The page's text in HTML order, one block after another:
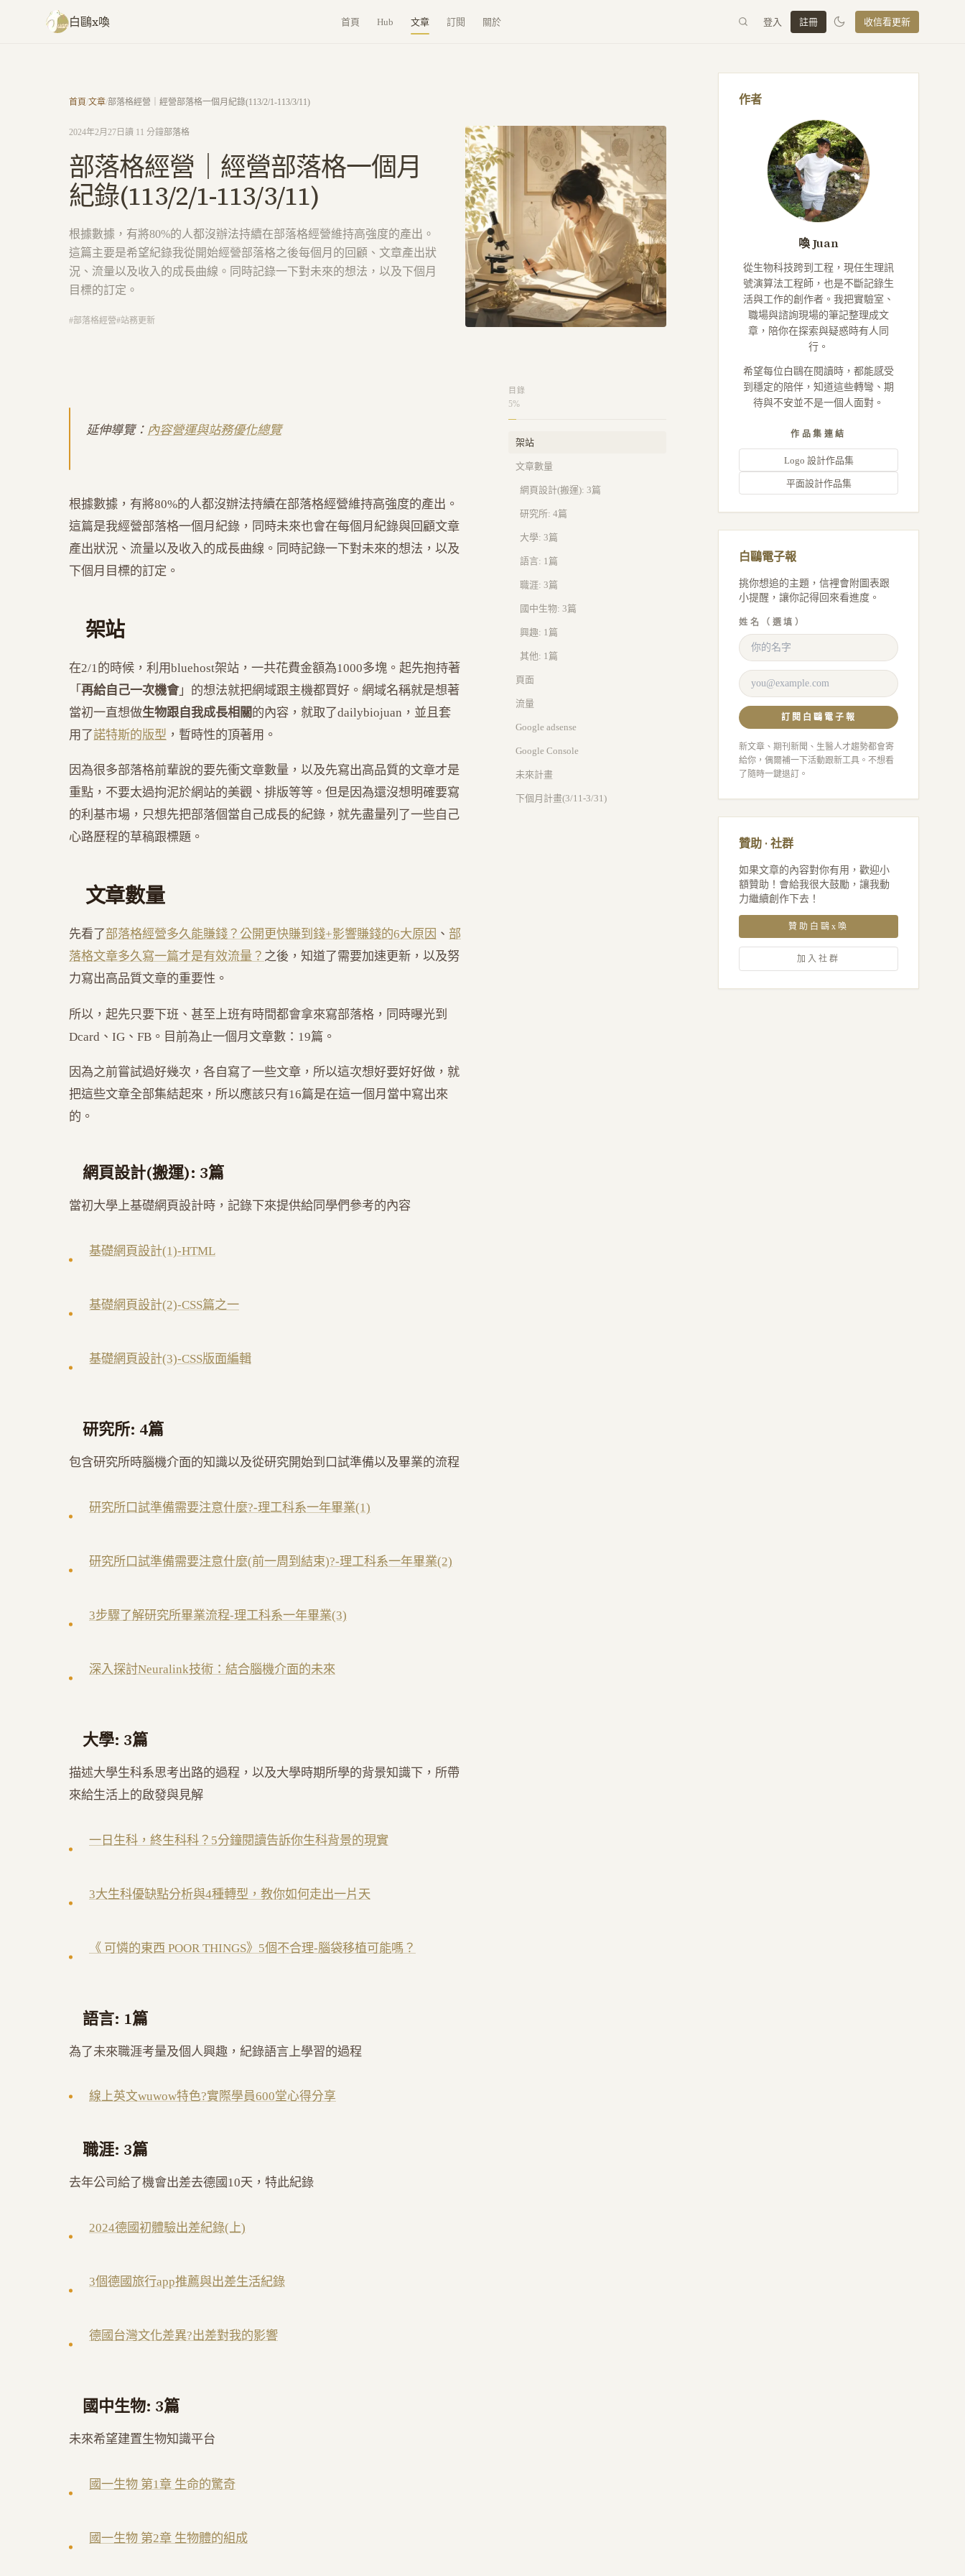
跳至主要內容
白鷗x喚 首頁 Hub 文章 訂閱 關於 登入 註冊 收信看更新
首頁/文章/部落格經營｜經營部落格一個月紀錄(113/2/1-113/3/11)
2024年2月27日 讀 11 分鐘部落格
部落格經營｜經營部落格一個月
紀錄(113/2/1-113/3/11)
根據數據，有將80%的人都沒辦法持續在部落格經營維持高強度的產出。
這篇主要是希望紀錄我從開始經營部落格之後每個月的回顧、文章產出狀
況、流量以及收入的成長曲線。同時記錄一下對未來的想法，以及下個月
目標的訂定。
#部落格經營#站務更新
延伸導覽： 內容營運與站務優化總覽
根據數據，有將80%的人都沒辦法持續在部落格經營維持高強度的產出。
這篇是我經營部落格一個月紀錄，同時未來也會在每個月紀錄與回顧文章
產出狀況、流量以及收入的成長曲線。同時記錄一下對未來的想法，以及
下個月目標的訂定。
架站
在2/1的時候，利用bluehost架站，一共花費金額為1000多塊。起先抱持著
「 再給自己一次機會」的想法就把網域跟主機都買好。網域名稱就是想著
當初一直想做生物跟自我成長相關的內容，就取了dailybiojuan，並且套
用了諾特斯的版型 ，暫時性的頂著用。
因為很多部落格前輩說的要先衝文章數量，以及先寫出高品質的文章才是
重點，不要太過拘泥於網站的美觀、排版等等。但是因為還沒想明確要寫
的利基市場，只想先把部落個當自己成長的紀錄，就先盡量列了一些自己
心路歷程的草稿跟標題。
文章數量
先看了 部落格經營多久能賺錢？公開更快賺到錢+影響賺錢的6大原因 、 部
落格文章多久寫一篇才是有效流量？ 之後，知道了需要加速更新，以及努
力寫出高品質文章的重要性。
所以，起先只要下班、甚至上班有時間都會拿來寫部落格，同時曝光到
Dcard、IG、FB。目前為止一個月文章數：19篇。
因為之前嘗試過好幾次，各自寫了一些文章，所以這次想好要好好做，就
把這些文章全部集結起來，所以應該只有16篇是在這一個月當中寫出來
的。
網頁設計(搬運): 3篇
當初大學上基礎網頁設計時，記錄下來提供給同學們參考的內容
基礎網頁設計(1)-HTML
基礎網頁設計(2)-CSS篇之一
基礎網頁設計(3)-CSS版面編輯
研究所: 4篇
包含研究所時腦機介面的知識以及從研究開始到口試準備以及畢業的流程
研究所口試準備需要注意什麼?-理工科系一年畢業(1)
研究所口試準備需要注意什麼(前一周到結束)?-理工科系一年畢業(2)
3步驟了解研究所畢業流程-理工科系一年畢業(3)
深入探討Neuralink技術：結合腦機介面的未來
大學: 3篇
描述大學生科系思考出路的過程，以及大學時期所學的背景知識下，所帶
來給生活上的啟發與見解
一日生科，終生科科？5分鐘閱讀告訴你生科背景的現實
3大生科優缺點分析與4種轉型，教你如何走出一片天
《 可憐的東西 POOR THINGS》5個不合理-腦袋移植可能嗎？
語言: 1篇
為了未來職涯考量及個人興趣，紀錄語言上學習的過程
線上英文wuwow特色?實際學員600堂心得分享
職涯: 3篇
去年公司給了機會出差去德國10天，特此紀錄
2024德國初體驗出差紀錄(上)
3個德國旅行app推薦與出差生活紀錄
德國台灣文化差異?出差對我的影響
國中生物: 3篇
未來希望建置生物知識平台
國一生物 第1章 生命的驚奇
國一生物 第2章 生物體的組成
目錄
5%
架站
文章數量
網頁設計(搬運): 3篇
研究所: 4篇
大學: 3篇
語言: 1篇
職涯: 3篇
國中生物: 3篇
興趣: 1篇
其他: 1篇
頁面
流量
Google adsense
Google Console
未來計畫
下個月計畫(3/11-3/31)
作者
喚 Juan
從生物科技跨到工程，現任生理訊
號演算法工程師，也是不斷記錄生
活與工作的創作者。我把實驗室、
職場與諮詢現場的筆記整理成文
章，陪你在探索與疑惑時有人同
行。
希望每位白鷗在閱讀時，都能感受
到穩定的陪伴，知道這些轉彎、期
待與不安並不是一個人面對。
作品集連結
Logo 設計作品集
平面設計作品集
白鷗電子報
挑你想追的主題，信裡會附圖表跟
小提醒，讓你記得回來看進度。
姓名（選填）
訂閱白鷗電子報
新文章、期刊新聞、生醫人才趨勢都會寄
給你，偶爾補一下活動跟新工具。不想看
了隨時一鍵退訂。
贊助 · 社群
如果文章的內容對你有用，歡迎小
額贊助！會給我很大鼓勵，讓我動
力繼續創作下去！
贊助白鷗x喚
加入社群